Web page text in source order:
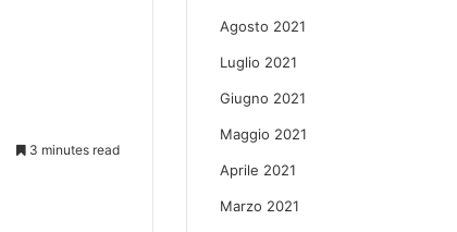
3 minutes read
Agosto 2021
Luglio 2021
Giugno 2021
Maggio 2021
Aprile 2021
Marzo 2021